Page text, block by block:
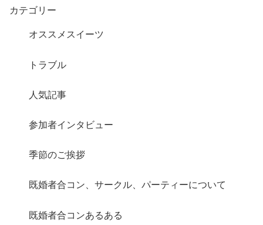
さらに読み込む
カテゴリー
オススメスイーツ
トラブル
人気記事
参加者インタビュー
季節のご挨拶
既婚者合コン、サークル、パーティーについて
既婚者合コンあるある